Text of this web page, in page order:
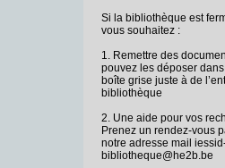
Si la bibliothèque est
vous souhaitez :
1. Remettre des
pouvez les déposer
boîte grise juste à de
bibliothèque
2. Une aide pour vos
Prenez un rendez-vous
notre adresse mail
bibliotheque@he2b.be